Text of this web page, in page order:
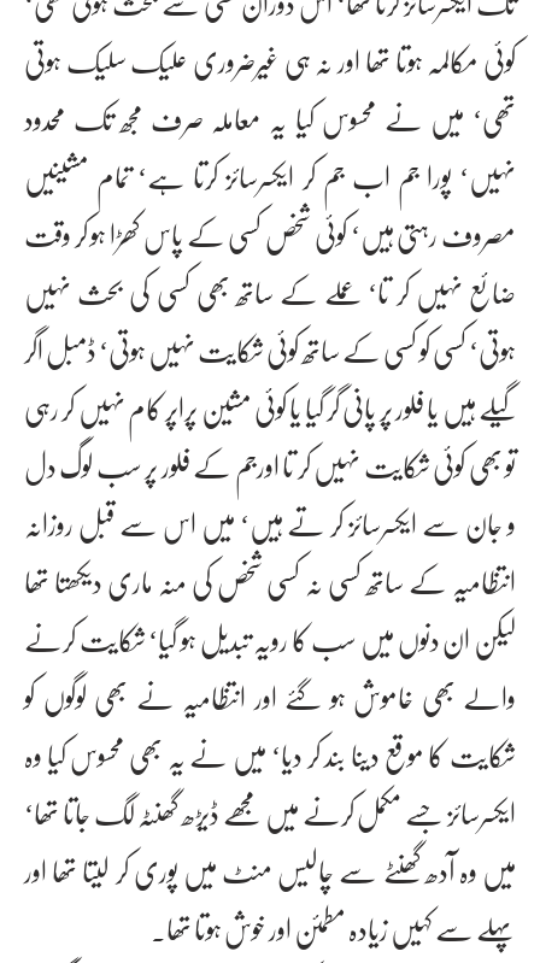
کوئی مکالمہ ہوتا تھا اور نہ ہی غیرضروری علیک سلیک ہوتی
تھی‘ میں نے محسوس کیا یہ معاملہ صرف مجھ تک محدود
نہیں‘ پورا جم اب جم کر ایکسرسائز کرتا ہے‘ تمام مشینیں
مصروف رہتی ہیں‘ کوئی شخص کسی کے پاس کھڑا ہو کر وقت
ضائع نہیں کر تا‘ عملے کے ساتھ بھی کسی کی بحث نہیں
ہوتی‘ کسی کو کسی کے ساتھ کوئی شکایت نہیں ہوتی‘ ڈمبل اگر
گیلے ہیں یا فلور پر پانی گر گیا یا کوئی مشین پراپر کام نہیں کر رہی
تو بھی کوئی شکایت نہیں کر تا اورجم کے فلور پر سب لوگ دل
و جان سے ایکسرسائز کر تے ہیں‘ میں اس سے قبل روزانہ
انتظامیہ کے ساتھ کسی نہ کسی شخص کی منہ ماری دیکھتا تھا
لیکن ان دنوں میں سب کا رویہ تبدیل ہو گیا‘ شکایت کرنے
والے بھی خاموش ہو گئے اور انتظامیہ نے بھی لوگوں کو
شکایت کا موقع دینا بند کر دیا‘ میں نے یہ بھی محسوس کیا وہ
ایکسرسائز جسے مکمل کرنے میں مجھے ڈیڑھ گھنٹہ لگ جاتا تھا‘
میں وہ آدھ گھنٹے سے چالیس منٹ میں پوری کر لیتا تھا اور
پہلے سے کہیں زیادہ مطمئن اور خوش ہوتا تھا۔